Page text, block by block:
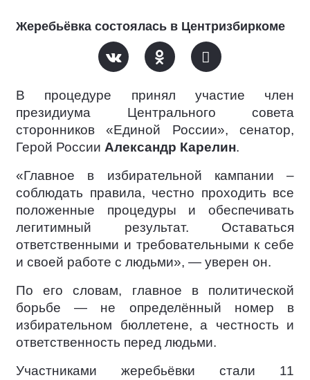
Жеребьёвка состоялась в Центризбиркоме
В процедуре принял участие член
президиума Центрального совета
сторонников «Единой России», сенатор,
Герой России Александр Карелин.
«Главное в избирательной кампании –
соблюдать правила, честно проходить все
положенные процедуры и обеспечивать
легитимный результат. Оставаться
ответственными и требовательными к себе
и своей работе с людьми», — уверен он.
По его словам, главное в политической
борьбе — не определённый номер в
избирательном бюллетене, а честность и
ответственность перед людьми.
Участниками жеребьёвки стали 11